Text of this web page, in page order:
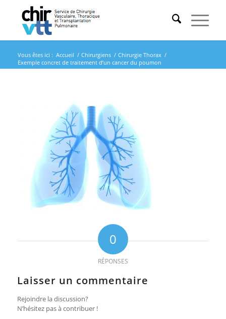
Vous êtes ici : Accueil / Chirurgiens / Chirurgie Thorax /
Exemple concret de traitement d’un cancer du poumon
0
RÉPONSES
Laisser un commentaire
Rejoindre la discussion?
N’hésitez pas à contribuer !